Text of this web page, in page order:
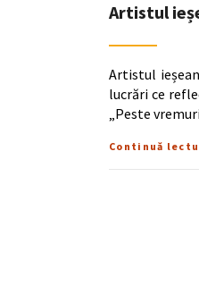
Artistul
Artistul
lucrări ce
„Peste
Continuă